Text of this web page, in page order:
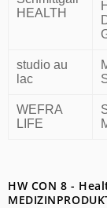
HEALTH
studio au
lac
WEFRA
LIFE
HW CON 8 -